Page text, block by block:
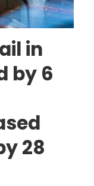
in
by 6
28